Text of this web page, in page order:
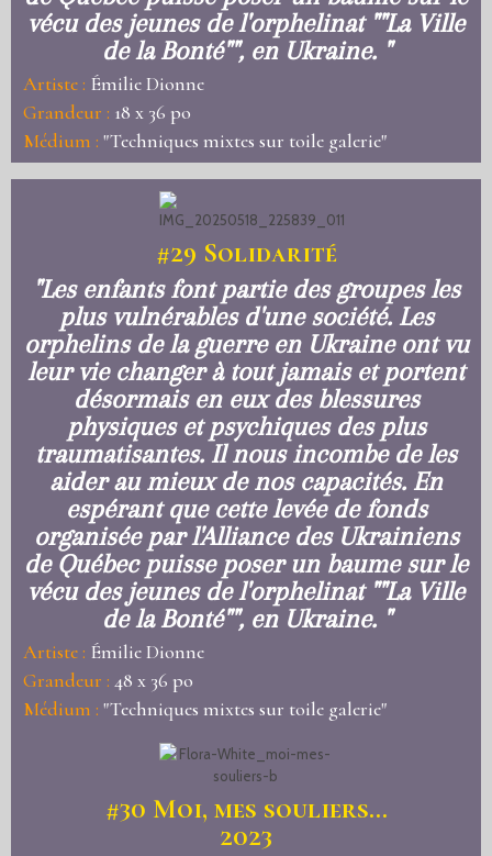
vécu des jeunes de l'orphelinat ""La Ville
de la Bonté"", en Ukraine. "
Artiste : Émilie Dionne
Grandeur : 18 x 36 po
Médium : "Techniques mixtes sur toile galerie"
#29 Solidarité
"Les enfants font partie des groupes les
plus vulnérables d'une société. Les
orphelins de la guerre en Ukraine ont vu
leur vie changer à tout jamais et portent
désormais en eux des blessures
physiques et psychiques des plus
traumatisantes. Il nous incombe de les
aider au mieux de nos capacités. En
espérant que cette levée de fonds
organisée par l'Alliance des Ukrainiens
de Québec puisse poser un baume sur le
vécu des jeunes de l'orphelinat ""La Ville
de la Bonté"", en Ukraine. "
Artiste : Émilie Dionne
Grandeur : 48 x 36 po
Médium : "Techniques mixtes sur toile galerie"
#30 Moi, mes souliers...
2023